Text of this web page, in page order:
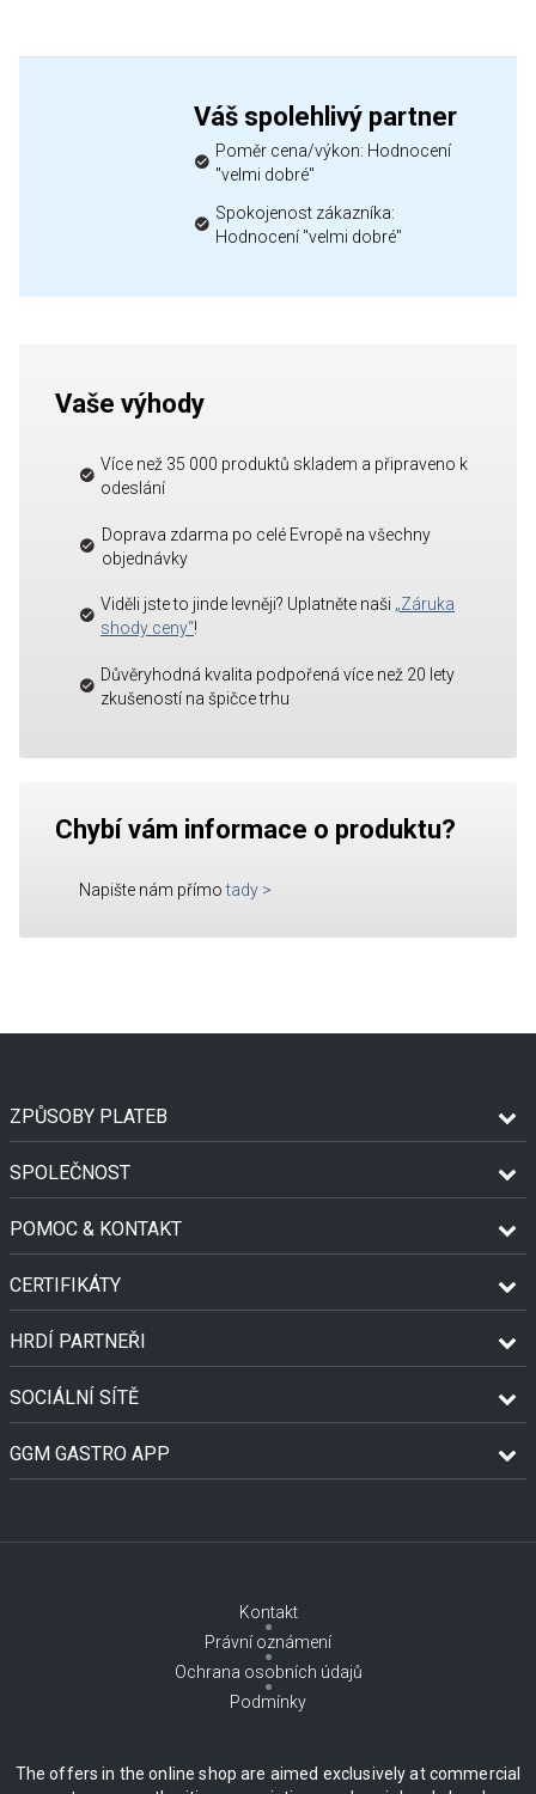
Váš spolehlivý partner
Poměr cena/výkon: Hodnocení
"velmi dobré"
Spokojenost zákazníka:
Hodnocení "velmi dobré"
Vaše výhody
Více než 35 000 produktů skladem a připraveno k
odeslání
Doprava zdarma po celé Evropě na všechny
objednávky
Viděli jste to jinde levněji? Uplatněte naši „Záruka
shody ceny“!
Důvěryhodná kvalita podpořená více než 20 lety
zkušeností na špičce trhu
Chybí vám informace o produktu?
Napište nám přímo tady >
ZPŮSOBY PLATEB
SPOLEČNOST
POMOC & KONTAKT
CERTIFIKÁTY
HRDÍ PARTNEŘI
SOCIÁLNÍ SÍTĚ
GGM GASTRO APP
Kontakt
Právní oznámení
Ochrana osobních údajů
Podmínky
The offers in the online shop are aimed exclusively at commercial